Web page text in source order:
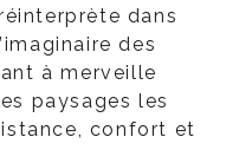
dans
des
à merveille
paysages les
confort et